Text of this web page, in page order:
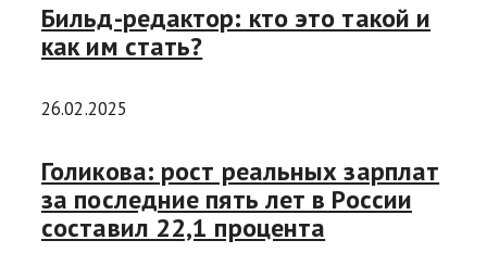
Бильд-редактор: кто это такой и
как им стать?
26.02.2025
Голикова: рост реальных зарплат
за последние пять лет в России
составил 22,1 процента